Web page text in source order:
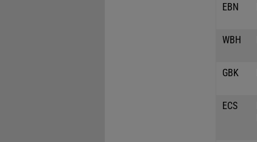
EBN
WBH
GBK
ECS